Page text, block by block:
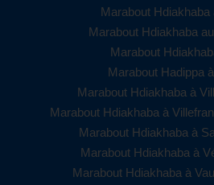
Marabout Hdiakhaba
Marabout Hdiakhaba
Marabout
Marabout Hadippa
Marabout Hdiakhaba à
Marabout Hdiakhaba à
Marabout Hdiakhaba à
Marabout Hdiakhaba à
Marabout Hdiakhaba à